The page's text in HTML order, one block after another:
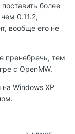
более
0.11.2,
вообще его не
пренебречь, тем
с OpenMW.
Windows XP